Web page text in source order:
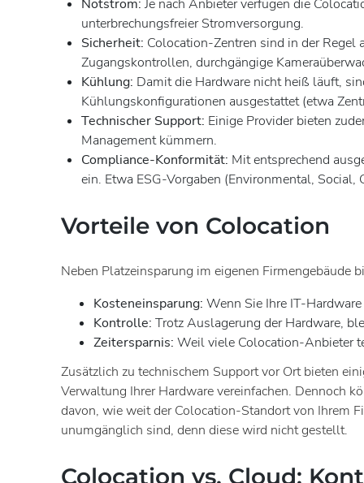
Notstrom: Je nach Anbieter verfügen die
unterbrechungsfreier Stromversorgung.
Sicherheit: Colocation-Zentren sind in der Regel
Zugangskontrollen, durchgängige
Kühlung: Damit die Hardware nicht heiß läuft,
Kühlungskonfigurationen ausgestattet (etwa
Technischer Support: Einige Provider bieten
Management kümmern.
Compliance-Konformität: Mit entsprechend
ein. Etwa ESG-Vorgaben (Environmental,
Vorteile von Colocation
Neben Platzeinsparung im eigenen Firmengebäude
Kosteneinsparung: Wenn Sie Ihre IT-
Kontrolle: Trotz Auslagerung der Hardware,
Zeitersparnis: Weil viele Colocation-Anbieter
Zusätzlich zu technischem Support vor Ort bieten
Verwaltung Ihrer Hardware vereinfachen. Dennoch
davon, wie weit der Colocation-Standort von Ihrem
unumgänglich sind, denn diese wird nicht gestellt.
Colocation vs. Cloud: